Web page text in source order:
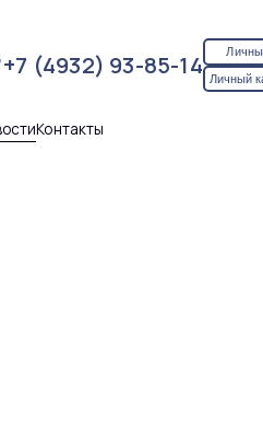
+7 (4932) 93-85-14 Личный
Контакты